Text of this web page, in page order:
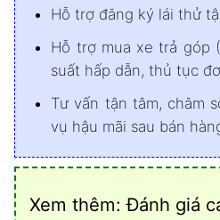
Hỗ trợ đăng ký lái thử
Hỗ trợ mua xe trả góp
suất hấp dẫn, thủ tục
Tư vấn tận tâm, chăm
vụ hậu mãi sau bán
Xem thêm:Đánh giá